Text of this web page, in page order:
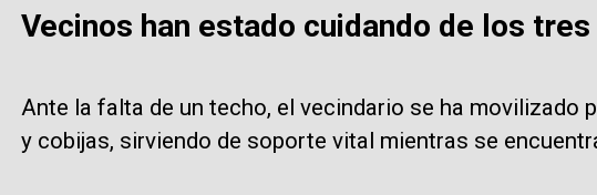
Vecinos han estado cuidando de los
Ante la falta de un techo, el vecindario se ha movilizado
y cobijas, sirviendo de soporte vital mientras se